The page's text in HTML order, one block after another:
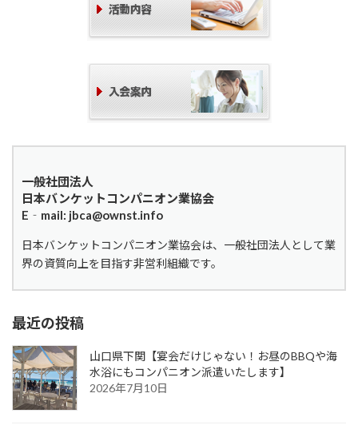
ジ
ジ
一般社団法人
日本バンケットコンパニオン業協会
E‐mail: jbca@ownst.info
日本バンケットコンパニオン業協会は、一般社団法人として業
界の資質向上を目指す非営利組織です。
最近の投稿
山口県下関【宴会だけじゃない！お昼のBBQや海
水浴にもコンパニオン派遣いたします】
2026年7月10日